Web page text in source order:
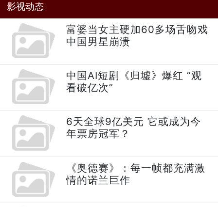
影视动态
富婆当女主硬加60多场舌吻戏
中国男星崩溃
中国AI短剧《归墟》爆红 “观
看破亿次”
6天全球9亿美元 它或成为今
年票房冠军？
《奥德赛》：每一帧都充满激
情的诺兰巨作